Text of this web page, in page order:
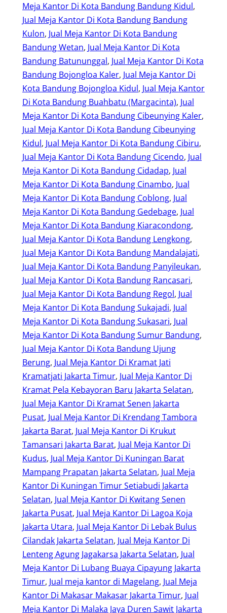
Meja Kantor Di Kota Bandung Bandung Kidul
Jual Meja Kantor Di Kota Bandung Bandung
Kulon, Jual Meja Kantor Di Kota Bandung
Bandung Wetan, Jual Meja Kantor Di Kota
Bandung Batununggal, Jual Meja Kantor Di Kota
Bandung Bojongloa Kaler, Jual Meja Kantor Di
Kota Bandung Bojongloa Kidul, Jual Meja Kantor
Di Kota Bandung Buahbatu (Margacinta), Jual
Meja Kantor Di Kota Bandung Cibeunying Kaler
Jual Meja Kantor Di Kota Bandung Cibeunying
Kidul, Jual Meja Kantor Di Kota Bandung Cibiru
Jual Meja Kantor Di Kota Bandung Cicendo, Jual
Meja Kantor Di Kota Bandung Cidadap, Jual
Meja Kantor Di Kota Bandung Cinambo, Jual
Meja Kantor Di Kota Bandung Coblong, Jual
Meja Kantor Di Kota Bandung Gedebage, Jual
Meja Kantor Di Kota Bandung Kiaracondong
Jual Meja Kantor Di Kota Bandung Lengkong
Jual Meja Kantor Di Kota Bandung Mandalajati
Jual Meja Kantor Di Kota Bandung Panyileukan
Jual Meja Kantor Di Kota Bandung Rancasari
Jual Meja Kantor Di Kota Bandung Regol, Jual
Meja Kantor Di Kota Bandung Sukajadi, Jual
Meja Kantor Di Kota Bandung Sukasari, Jual
Meja Kantor Di Kota Bandung Sumur Bandung
Jual Meja Kantor Di Kota Bandung Ujung
Berung, Jual Meja Kantor Di Kramat Jati
Kramatjati Jakarta Timur, Jual Meja Kantor Di
Kramat Pela Kebayoran Baru Jakarta Selatan
Jual Meja Kantor Di Kramat Senen Jakarta
Pusat, Jual Meja Kantor Di Krendang Tambora
Jakarta Barat, Jual Meja Kantor Di Krukut
Tamansari Jakarta Barat, Jual Meja Kantor Di
Kudus, Jual Meja Kantor Di Kuningan Barat
Mampang Prapatan Jakarta Selatan, Jual Meja
Kantor Di Kuningan Timur Setiabudi Jakarta
Selatan, Jual Meja Kantor Di Kwitang Senen
Jakarta Pusat, Jual Meja Kantor Di Lagoa Koja
Jakarta Utara, Jual Meja Kantor Di Lebak Bulus
Cilandak Jakarta Selatan, Jual Meja Kantor Di
Lenteng Agung Jagakarsa Jakarta Selatan, Jual
Meja Kantor Di Lubang Buaya Cipayung Jakarta
Timur, Jual meja kantor di Magelang, Jual Meja
Kantor Di Makasar Makasar Jakarta Timur, Jual
Meja Kantor Di Malaka Jaya Duren Sawit Jakarta